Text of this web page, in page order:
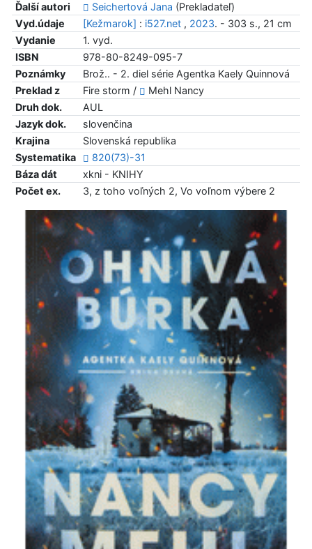
Ďalší autori
Seichertová Jana (Prekladateľ)
Vyd.údaje
[Kežmarok] : i527.net, 2023. - 303 s., 21 cm
Vydanie
1. vyd.
ISBN
978-80-8249-095-7
Poznámky
Brož.. - 2. diel série Agentka Kaely Quinnová
Preklad z
Fire storm /
Mehl Nancy
Druh dok.
AUL
Jazyk dok.
slovenčina
Krajina
Slovenská republika
Systematika
820(73)-31
Báza dát
xkni - KNIHY
Počet ex.
3, z toho voľných 2, Vo voľnom výbere 2